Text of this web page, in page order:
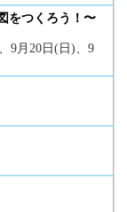
をつくろう！〜
9月20日(日)、9